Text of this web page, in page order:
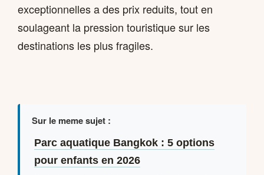
exceptionnelles a des prix reduits, tout en
soulageant la pression touristique sur les
destinations les plus fragiles.
Sur le meme sujet :
Parc aquatique Bangkok : 5 options
pour enfants en 2026